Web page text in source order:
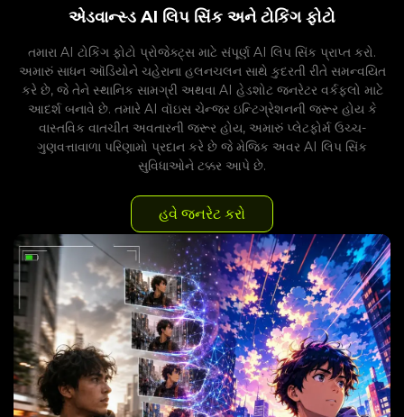
એડવાન્સ્ડ AI લિપ સિંક અને ટોકિંગ ફોટો
તમારા AI ટોકિંગ ફોટો પ્રોજેક્ટ્સ માટે સંપૂર્ણ AI લિપ સિંક પ્રાપ્ત કરો.
અમારું સાધન ઑડિયોને ચહેરાના હલનચલન સાથે કુદરતી રીતે સમન્વયિત
કરે છે, જે તેને સ્થાનિક સામગ્રી અથવા AI હેડશોટ જનરેટર વર્કફ્લો માટે
આદર્શ બનાવે છે. તમારે AI વૉઇસ ચેન્જર ઇન્ટિગ્રેશનની જરૂર હોય કે
વાસ્તવિક વાતચીત અવતારની જરૂર હોય, અમારું પ્લેટફોર્મ ઉચ્ચ-
ગુણવત્તાવાળા પરિણામો પ્રદાન કરે છે જે મેજિક અવર AI લિપ સિંક
સુવિધાઓને ટક્કર આપે છે.
હવે જનરેટ કરો